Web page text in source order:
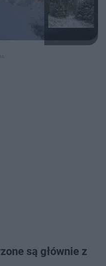
są głównie z